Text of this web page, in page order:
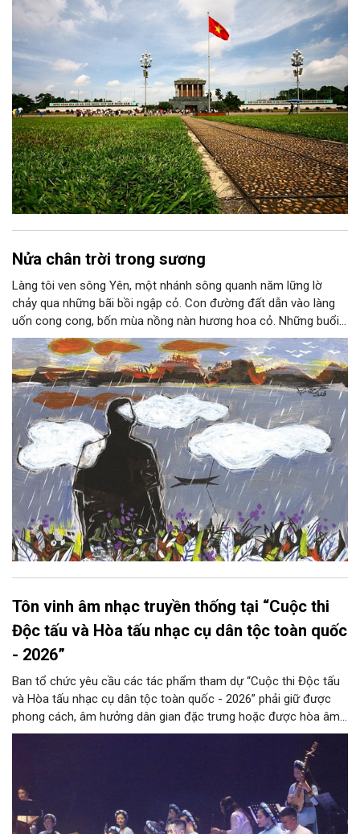
thành niềm tin, thành nhận thức chung của mỗi người dân.
Nửa chân trời trong sương
Làng tôi ven sông Yên, một nhánh sông quanh năm lững lờ
chảy qua những bãi bồi ngập cỏ. Con đường đất dẫn vào làng
uốn cong cong, bốn mùa nồng nàn hương hoa cỏ. Những buổi
hoàng hôn, khi nắng đã dịu xuống phía cuối sông, đám hoa tím
lại thẫm màu như có ai vừa rắc lên một lớp khói.
Tôn vinh âm nhạc truyền thống tại “Cuộc thi
Độc tấu và Hòa tấu nhạc cụ dân tộc toàn quốc
- 2026”
Ban tổ chức yêu cầu các tác phẩm tham dự “Cuộc thi Độc tấu
và Hòa tấu nhạc cụ dân tộc toàn quốc - 2026” phải giữ được
phong cách, âm hưởng dân gian đặc trưng hoặc được hòa âm,
phối khí mới trên nền tảng làn điệu âm nhạc truyền thống Việt
Nam, đồng thời phải được trình diễn trực tiếp bằng nhạc cụ dân